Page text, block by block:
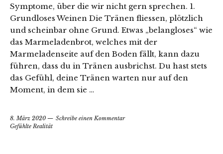
Symptome, über die wir nicht gern sprechen. 1.
Grundloses Weinen Die Tränen fliessen, plötzlich
und scheinbar ohne Grund. Etwas „belangloses“ wie
das Marmeladenbrot, welches mit der
Marmeladenseite auf den Boden fällt, kann dazu
führen, dass du in Tränen ausbrichst. Du hast stets
das Gefühl, deine Tränen warten nur auf den
Moment, in dem sie …
8. März 2020
Schreibe einen Kommentar
Gefühlte Realität